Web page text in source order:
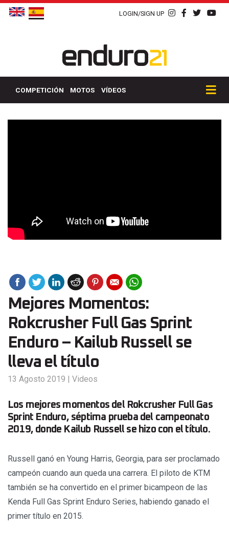
LOGIN/SIGN UP
COMPETICIÓN MOTOS VÍDEOS
Mejores Momentos:
Rokcrusher Full Gas Sprint
Enduro – Kailub Russell se
lleva el título
13 Agosto 2019 | Videos
Los mejores momentos del Rokcrusher Full Gas
Sprint Enduro, séptima prueba del campeonato
2019, donde Kailub Russell se hizo con el título.
Russell ganó en Young Harris, Georgia, para ser proclamado
campeón cuando aun queda una carrera. El piloto de KTM
también se ha convertido en el primer bicampeon de las
Kenda Full Gas Sprint Enduro Series, habiendo ganado el
primer título en 2015.